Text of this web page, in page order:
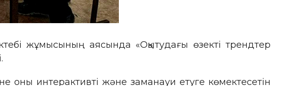
жұмысының аясында «Оқытудағы өзекті трендтер
оны интерактивті және заманауи етуге көмектесетін